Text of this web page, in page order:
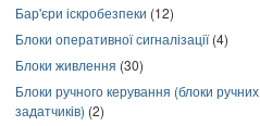
Бар'єри іскробезпеки (12)
Блоки оперативної сигналізації(4)
Блоки живлення (30)
Блоки ручного керування (блоки ручних
задатчиків) (2)